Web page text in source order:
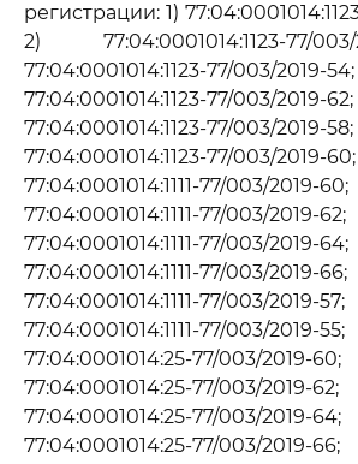
регистрации: 1)
2) 77:04:0001014:1123-77/
77:04:0001014:1123-77/
77:04:0001014:1123-77/
77:04:0001014:1123-77/
77:04:0001014:1123-77/
77:04:0001014:1111-77/
77:04:0001014:1111-77/
77:04:0001014:1111-77/
77:04:0001014:1111-77/
77:04:0001014:1111-77/
77:04:0001014:1111-77/
77:04:0001014:25-77/
77:04:0001014:25-77/
77:04:0001014:25-77/
77:04:0001014:25-77/